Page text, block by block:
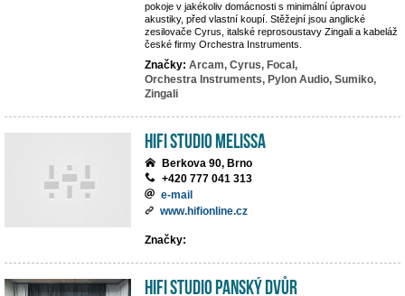
pokoje v jakékoliv domácnosti s minimální úpravou
akustiky, před vlastní koupí. Stěžejní jsou anglické
zesilovače Cyrus, italské reprosoustavy Zingali a kabeláž
české firmy Orchestra Instruments.
Značky: Arcam, Cyrus, Focal,
Orchestra Instruments, Pylon Audio, Sumiko,
Zingali
Hifi studio MeLiSSA
Berkova 90, Brno
+420 777 041 313
e-mail
www.hifionline.cz
Značky:
Hifi Studio Panský Dvůr